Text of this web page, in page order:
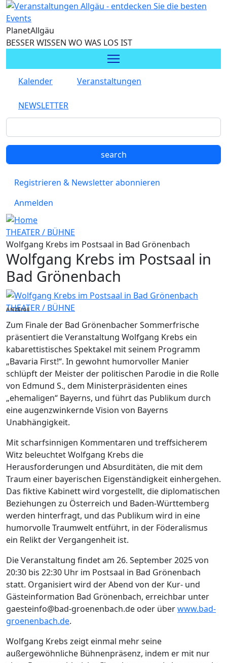
Direkt zum Inhalt
PlanetAllgäu
BESSER WISSEN WO WAS LOS IST
Kalender Veranstaltungen
NEWSLETTER
Registrieren & Newsletter abonnieren
Anmelden
THEATER / BÜHNE
Wolfgang Krebs im Postsaal in Bad Grönenbach
Wolfgang Krebs im Postsaal in
Bad Grönenbach
THEATER / BÜHNE
ANZEIGE
Zum Finale der Bad Grönenbacher Sommerfrische
präsentiert die Veranstaltung Wolfgang Krebs ein
kabarettistisches Spektakel mit seinem Programm
„Bavaria First!“. In gewohnt humorvoller Manier
schlüpft der Meister der politischen Parodie in die Rolle
von Edmund S., dem Ministerpräsidenten eines
„ehemaligen“ Bayerns, und führt das Publikum durch
eine augenzwinkernde Vision von Bayerns
Unabhängigkeit.
Mit scharfsinnigen Kommentaren und treffsicherem
Witz beleuchtet Wolfgang Krebs die
Herausforderungen und Absurditäten, die mit dem
Traum einer bayerischen Eigenständigkeit einhergehen.
Das fiktive Kabinett wird vorgestellt, die diplomatischen
Beziehungen zu Österreich und Baden-Württemberg
werden hinterfragt, und das Publikum wird in eine
humorvolle Traumwelt entführt, in der Föderalismus
ein Relikt der Vergangenheit ist.
Die Veranstaltung findet am 26. September 2025 von
20:30 bis 22:30 Uhr im Postsaal in Bad Grönenbach
statt. Organisiert wird der Abend von der Kur- und
Gästeinformation Bad Grönenbach, erreichbar unter
gaesteinfo@bad-groenenbach.de oder überwww.bad-
groenenbach.de.
Wolfgang Krebs zeigt einmal mehr seine
außergewöhnliche Bühnenpräsenz, indem er mit nur